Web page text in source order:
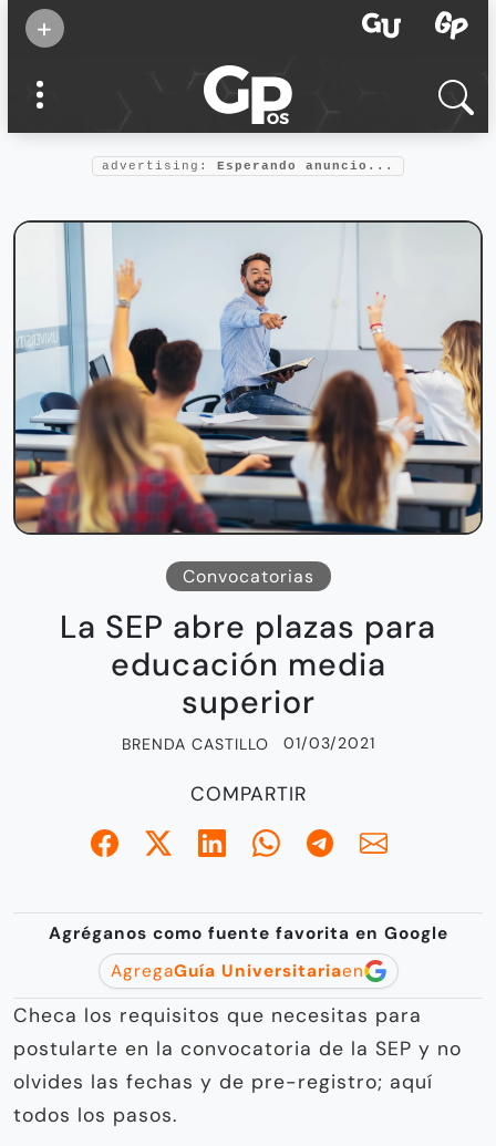
+
confianza
Foro salud
advertising: Esperando anuncio...
Convocatorias
La SEP abre plazas para
educación media
superior
BRENDA CASTILLO 01/03/2021
COMPARTIR
Agréganos como fuente favorita en Google
AgregaGuía Universitariaen
Checa los requisitos que necesitas para
postularte en la convocatoria de la SEP y no
olvides las fechas y de pre-registro; aquí
todos los pasos.